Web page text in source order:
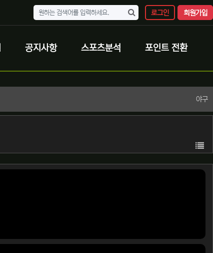
로그인 회원가입
공지사항 스포츠분석 포인트 전환
야구
목